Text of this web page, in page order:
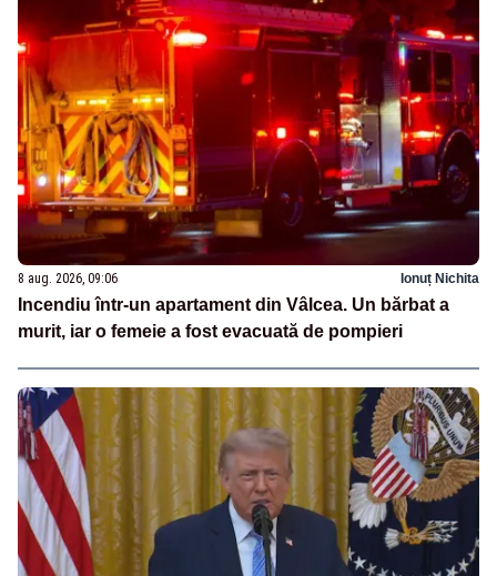
8 aug. 2026, 09:06 Ionuț Nichita
Incendiu într-un apartament din Vâlcea. Un bărbat a
murit, iar o femeie a fost evacuată de pompieri